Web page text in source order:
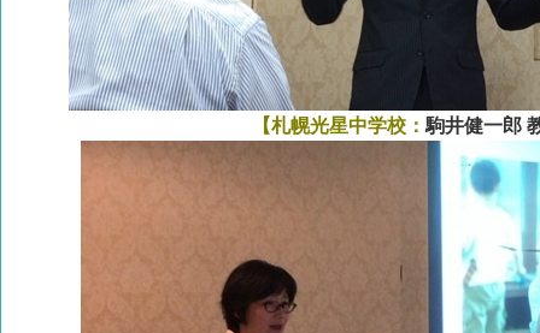
【札幌光星中学校：駒井健一郎